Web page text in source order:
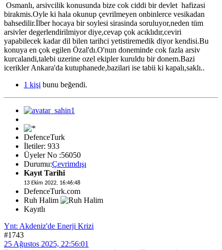
Osmanlı, arsivcilik konusunda bize cok ciddi bir devlet hafizasi
birakmis.Oyle ki hala okunup çevrilmeyen onbinlerce vesikadan
bahsedilir.İlber hocaya bir soylesi sirasinda soruluyor,neden tüm
arsivler degerlendirilmiyor diye,cevap çok acıklıdır,ceviri
yapabilecek kadar dil bilen tarihci yetistiremedik diyor kendisi.Bu
konuya en çok egilen Özal'dı.O'nun doneminde cok fazla arsiv
kurcalandi,talebi uzerine ozel ekipler kuruldu bir donem.Bazi
icerikler Ankara'da kutuphanede,bazilari ise tabii ki kapalı,saklı..
1 kişi bunu beğendi.
DefenceTurk
İletiler: 933
Üyeler No :56050
Durumu:Çevrimdışı
Kayıt Tarihi
13 Ekim 2022, 16:46:48
DefenceTurk.com
Ruh Halim
Kayıtlı
Ynt: Akdeniz'de Enerji Krizi
#1743
25 Ağustos 2025, 22:56:01